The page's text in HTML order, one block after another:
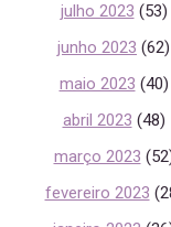
julho 2023 (53)
junho 2023 (62)
maio 2023 (40)
abril 2023 (48)
março 2023
fevereiro 2023